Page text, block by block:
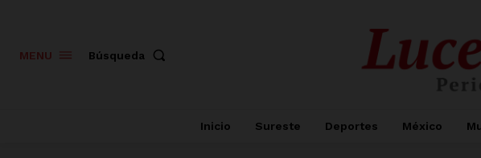
MENU Búsqueda
Inicio Sureste Deportes México